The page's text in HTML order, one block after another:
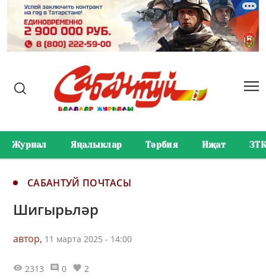
Журнал Яңалыклар Тәрбия Иҗат ЗТК
САБАНТУЙ ПОЧТАСЫ
Шигырьләр
автор, 11 марта 2025 - 14:00
2313 0 2